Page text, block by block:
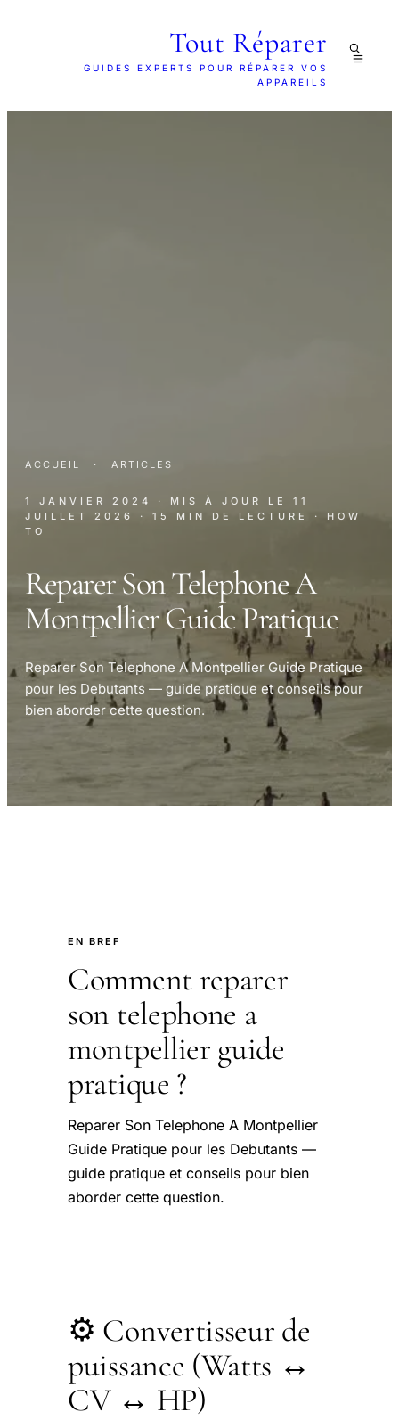
Tout Réparer
GUIDES EXPERTS POUR RÉPARER VOS
APPAREILS
ACCUEIL · ARTICLES
1 JANVIER 2024 · MIS À JOUR LE 11
JUILLET 2026
· 15 MIN DE LECTURE
· HOW
TO
Reparer Son Telephone A
Montpellier Guide Pratique
Reparer Son Telephone A Montpellier Guide Pratique
pour les Debutants — guide pratique et conseils pour
bien aborder cette question.
EN BREF
Comment reparer
son telephone a
montpellier guide
pratique ?
Reparer Son Telephone A Montpellier
Guide Pratique pour les Debutants —
guide pratique et conseils pour bien
aborder cette question.
⚙️ Convertisseur de
puissance (Watts ↔
CV ↔ HP)